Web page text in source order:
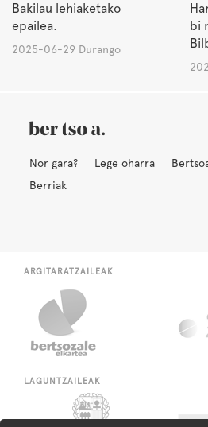
Bakilau lehiaketako
epailea.
2025-06-29 Durango
bi
Nor gara? Lege oharra
Berriak
ARGITARATZAILEAK
LAGUNTZAILEAK